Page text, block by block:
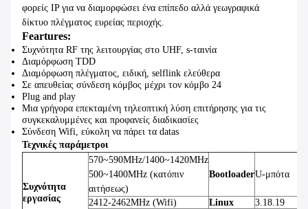
φορείς IP για να διαμορφώσει ένα επίπεδο αλλά γεωγραφικά
δίκτυο πλέγματος ευρείας περιοχής.
Feartures:
Συχνότητα RF της λειτουργίας στο UHF, s-ταινία
Διαμόρφωση TDD
Διαμόρφωση πλέγματος, ειδική, selflink ελεύθερα
Σε απευθείας σύνδεση κόμβος μέχρι τον κόμβο 24
Plug and play
Μια γρήγορα επεκταμένη τηλεοπτική λύση επιτήρησης για τις
συγκεκαλυμμένες και προφανείς διαδικασίες
Σύνδεση Wifi, εύκολη να πάρει τα datas
Τεχνικές παράμετροι
Συχνότητα
εργασίας
570~590MHz/1400~1420MHz
500~1400MHz (κατόπιν
αιτήσεως)
BootloaderU-μπότα
2412-2462MHz (Wifi) Linux
3.18.19